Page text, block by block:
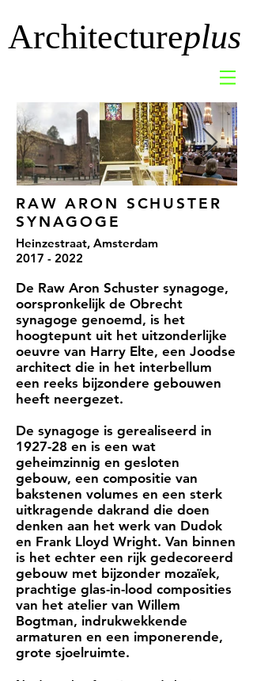
Architectureplus
RAW ARON SCHUSTER
SYNAGOGE
Heinzestraat, Amsterdam
2017 - 2022
De Raw Aron Schuster synagoge,
oorspronkelijk de Obrecht
synagoge genoemd, is het
hoogtepunt uit het uitzonderlijke
oeuvre van Harry Elte, een Joodse
architect die in het interbellum
een reeks bijzondere gebouwen
heeft neergezet.
De synagoge is gerealiseerd in
1927-28 en is een wat
geheimzinnig en gesloten
gebouw, een compositie van
bakstenen volumes en een sterk
uitkragende dakrand die doen
denken aan het werk van Dudok
en Frank Lloyd Wright. Van binnen
is het echter een rijk gedecoreerd
gebouw met bijzonder mozaïek,
prachtige glas-in-lood composities
van het atelier van Willem
Bogtman, indrukwekkende
armaturen en een imponerende,
grote sjoelruimte.